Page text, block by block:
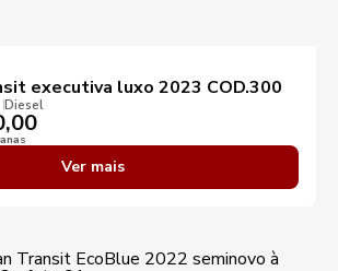
executiva luxo 2023 COD.300
Diesel
Ver mais